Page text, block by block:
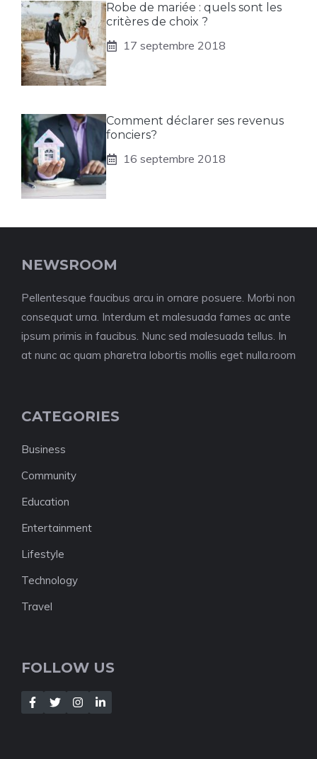
Robe de mariée : quels sont les
critères de choix ?
17 septembre 2018
Comment déclarer ses revenus
fonciers?
16 septembre 2018
NEWSROOM
Pellentesque faucibus arcu in ornare posuere. Morbi non
consequat urna. Interdum et malesuada fames ac ante
ipsum primis in faucibus. Nunc sed malesuada tellus. In
at nunc ac quam pharetra lobortis mollis eget nulla.room
CATEGORIES
Business
Community
Education
Entertainment
Lifestyle
Technology
Travel
FOLLOW US